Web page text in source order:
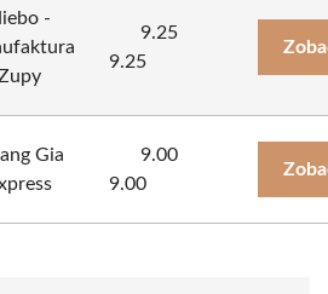
-
9.25
9.25
Gia
9.00
9.00